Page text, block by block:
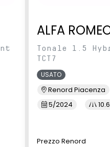
ALFA
Tonale 1.5
TCT7
USATO
Renord Piacenza
5/2024
Prezzo Renord